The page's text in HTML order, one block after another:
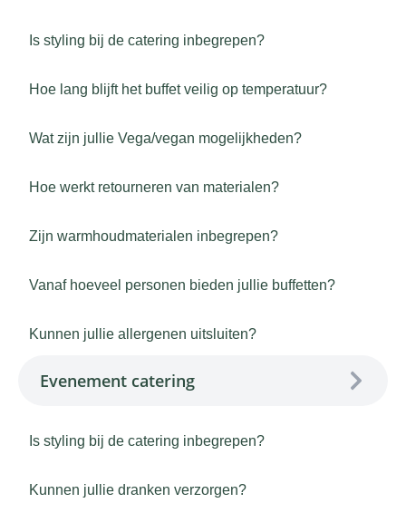
Is styling bij de catering inbegrepen?
Hoe lang blijft het buffet veilig op temperatuur?
Wat zijn jullie Vega/vegan mogelijkheden?
Hoe werkt retourneren van materialen?
Zijn warmhoudmaterialen inbegrepen?
Vanaf hoeveel personen bieden jullie buffetten?
Kunnen jullie allergenen uitsluiten?
Evenement catering
Is styling bij de catering inbegrepen?
Kunnen jullie dranken verzorgen?